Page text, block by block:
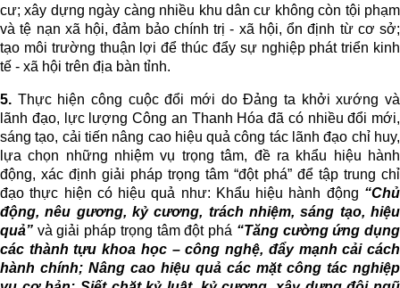
cư; xây dựng ngày càng nhiều khu dân cư không còn tội phạm
và tệ nạn xã hội, đảm bảo chính trị - xã hội, ổn định từ cơ sở;
tạo môi trường thuận lợi để thúc đẩy sự nghiệp phát triển kinh
tế - xã hội trên địa bàn tỉnh.
5. Thực hiện công cuộc đổi mới do Đảng ta khởi xướng và
lãnh đạo, lực lượng Công an Thanh Hóa đã có nhiều đổi mới,
sáng tạo, cải tiến nâng cao hiệu quả công tác lãnh đạo chỉ huy,
lựa chọn những nhiệm vụ trọng tâm, đề ra khẩu hiệu hành
động, xác định giải pháp trọng tâm “đột phá” để tập trung chỉ
đạo thực hiện có hiệu quả như: Khẩu hiệu hành động “Chủ
động, nêu gương, kỷ cương, trách nhiệm, sáng tạo, hiệu
quả” và giải pháp trọng tâm đột phá “Tăng cường ứng dụng
các thành tựu khoa học – công nghệ, đẩy mạnh cải cách
hành chính; Nâng cao hiệu quả các mặt công tác nghiệp